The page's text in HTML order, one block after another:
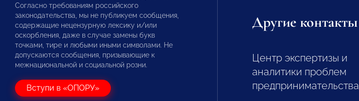
Согласно требованиям российского
законодательства, мы не публикуем сообщения,
содержащие нецензурную лексику и/или
оскорбления, даже в случае замены букв
точками, тире и любыми иными символами. Не
допускаются сообщения, призывающие к
межнациональной и социальной розни.
Вступи в «ОПОРУ»
Другие контакты
Центр экспертизы и
аналитики проблем
предпринимательства